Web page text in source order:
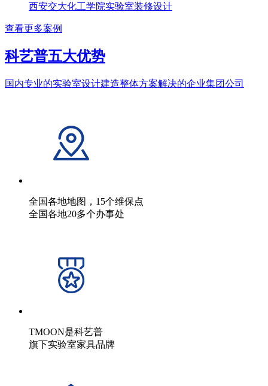
西安交大化工学院实验室装修设计
查看更多案例
科艺普五大优势
国内专业的实验室设计建造整体方案解决的企业集团公司
全国各地地图，15个维保点
全国各地20多个办事处
TMOON是科艺普
旗下实验室家具品牌